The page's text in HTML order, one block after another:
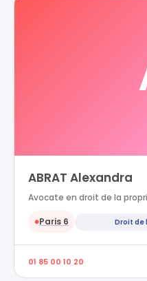
ABRAT Alexandra
Avocate en droit de la
●Paris 6 Droit de
01 85 00 10 20